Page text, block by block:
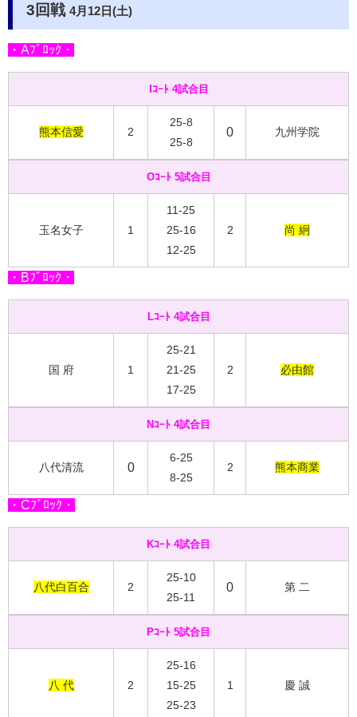
3回戦 4月12日(土)
・Aﾌﾞﾛｯｸ・
Iｺｰﾄ 4試合目
熊本信愛 2
25-8
25-8
0 九州学院
Oｺｰﾄ 5試合目
玉名女子 1
11-25
25-16
12-25
2 尚 絅
・Bﾌﾞﾛｯｸ・
Lｺｰﾄ 4試合目
国 府 1
25-21
21-25
17-25
2 必由館
Nｺｰﾄ 4試合目
八代清流 0
6-25
8-25
2 熊本商業
・Cﾌﾞﾛｯｸ・
Kｺｰﾄ 4試合目
八代白百合 2
25-10
25-11
0 第 二
Pｺｰﾄ 5試合目
八 代 2
25-16
15-25
25-23
1 慶 誠